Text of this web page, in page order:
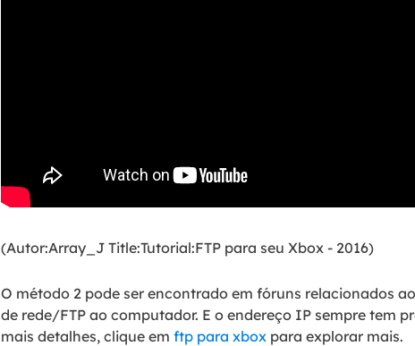
(Autor:Array_J Title:Tutorial:FTP para seu Xbox - 2016)
O método 2 pode ser encontrado em fóruns relacionados
de rede/FTP ao computador. E o endereço IP sempre tem
mais detalhes, clique em ftp para xbox para explorar mais.